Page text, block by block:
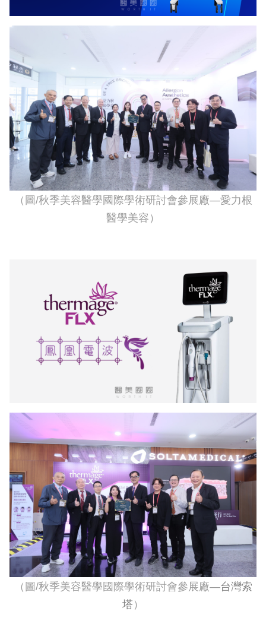
（圖/秋季美容醫學國際學術研討會參展廠—愛力根
醫學美容）
（圖/秋季美容醫學國際學術研討會參展廠—台灣索
塔 ）